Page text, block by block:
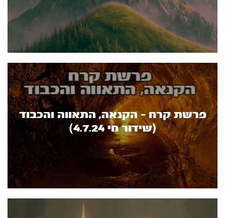
פרשת קרח - הקנאה, התאווה והכבוד
(שידור חי 4.7.24)